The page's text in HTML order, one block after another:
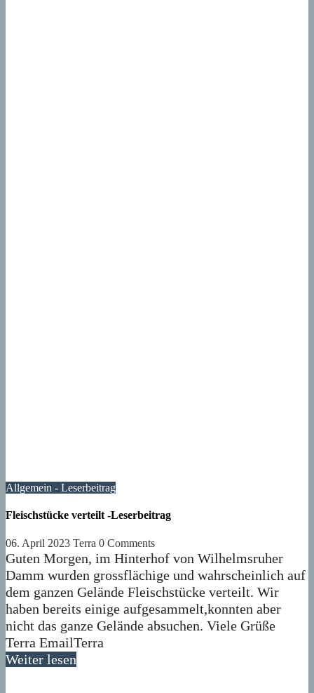
Allgemein - Leserbeitrag
Fleischstücke verteilt -Leserbeitrag
06. April 2023 Terra 0 Comments
Guten Morgen, im Hinterhof von Wilhelmsruher
Damm wurden grossflächige und wahrscheinlich auf
dem ganzen Gelände Fleischstücke verteilt. Wir
haben bereits einige aufgesammelt,konnten aber
nicht das ganze Gelände absuchen. Viele Grüße
Terra EmailTerra
Weiter lesen